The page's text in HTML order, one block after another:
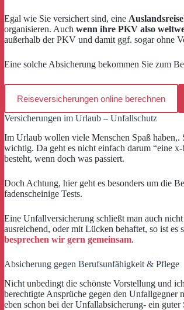
Egal wie Sie versichert sind, eine
organisieren. Auch wenn ihre PKV also
außerhalb der PKV und damit ggf. sogar ohne
Eine solche Absicherung bekommen Sie zum
Reiseversicherungen online berechnen
Versicherungen im Urlaub – Unfallschutz
Im Urlaub wollen viele Menschen Spaß
wichtig. Da geht es nicht einfach darum “eine
besteht, wenn doch was passiert.
Doch Achtung, hier geht es besonders um die
fadenscheinige Tests.
Eine Unfallversicherung schließt man auch
ausreichend, oder mit Lücken behaftet, so ist
besprechen wir gern gemeinsam.
Absicherung gegen Berufsunfähigkeit & Pflege
Nicht unbedingt die schönste Vorstellung und
berechtigte Ansprüche gegen den Unfallgegner
eben schon bei der Unfallabsicherung- ein